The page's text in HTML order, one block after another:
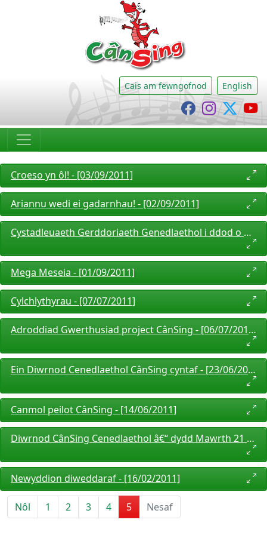
CânSing Cais am fewngofnod English
CânsingCânsing
Croeso yn ôl! - [03/09/2011]
Ariannu wedi ei gadarnhau! - [02/09/2011]
Cystadleuaeth Gerddoriaeth Genedlaethol i ddod o hyd i'r â€˜Next Brit Thing' ymysg pobl ifanc - [02/09/2011]
Mega Meseia - [01/09/2011]
Cylchlythyrau - [07/07/2011]
Adroddiad Gwerthusiad project CânSing - [06/07/2011]
Ein Diwrnod Cenedlaethol CânSing cyntaf - [23/06/2011]
Canmol peilot CânSing - [14/06/2011]
Diwrnod CânSing Cenedlaethol â€“ dydd Mawrth 21 Mehefin 2011 - [06/05/2011]
Newyddion diweddaraf - [16/02/2011]
Nôl 1 2 3 4 5 Nesaf